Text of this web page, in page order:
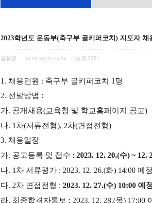
2023학년도 운동부(축구부 골키퍼코치) 지도자 채
김영근 2023.12.20 15:36 조회 2291
1. 채용인원 : 축구부 골키퍼코치 1 명
2. 선발방법 :
가. 공개채용(교육청 및 학교홈페이지 공고)
나. 1 차(서류전형), 2차(면접전형)
3. 채용일정
가. 공고등록 및 접수 : 2023. 12. 20.(수) ~ 12.
나. 1 차 서류평가 : 2023. 12. 26.(화) 14:00 예정
다. 2차 면접전형 : 2023. 12. 27.(수) 10:00 예
라. 최종합격자통보 : 2023. 12. 28.(목) 17:00